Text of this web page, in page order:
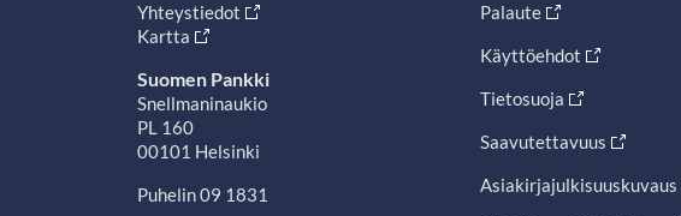
Yhteystiedot
Kartta
Suomen Pankki
Snellmaninaukio
PL 160
00101 Helsinki
Puhelin 09 1831
Palaute
Käyttöehdot
Tietosuoja
Saavutettavuus
Asiakirjajulkisuuskuvaus